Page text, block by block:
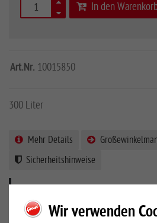
In den
Art.Nr. 10015850
300 Liter
Mehr Details
Sicherheitshinweise
PRODUKTBESCHREIBUNG
Wir verwenden